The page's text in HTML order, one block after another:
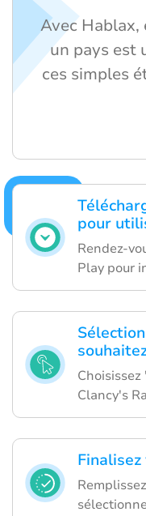
pour
Rendez-
Play pour
Clancy's
Avec Hablax,
un pays est
ces simples